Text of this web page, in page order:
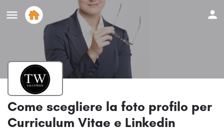
Come scegliere la foto profilo per
Curriculum Vitae e Linkedin